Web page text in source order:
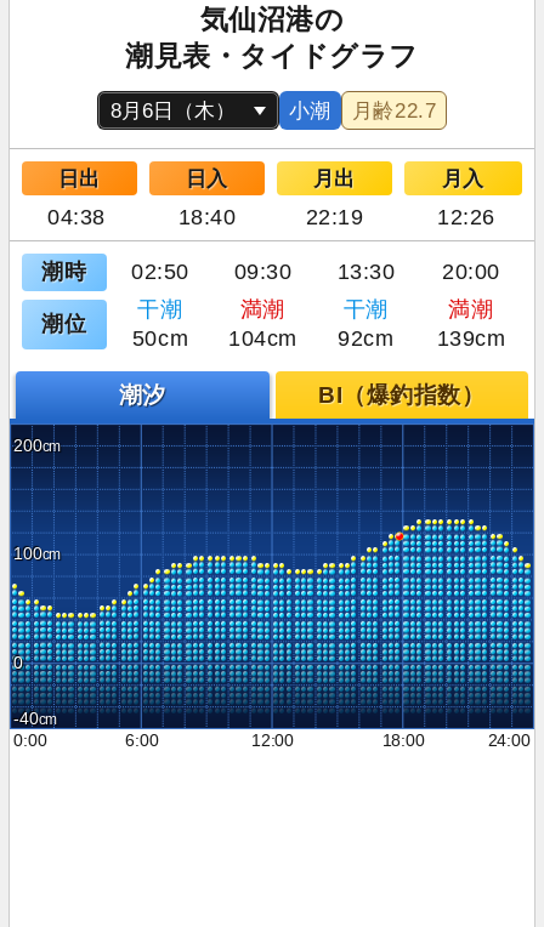
気仙沼港の
潮見表・タイドグラフ
小潮 月齢22.7
日出 日入 月出 月入
04:38 18:40 22:19 12:26
潮時 02:50 09:30 13:30 20:00
潮位
干潮 満潮 干潮
満潮
50cm
104cm 92cm 139cm
潮汐 BI（爆釣指数）
200
100
0
-40
0:00
6:00 12:00 18:00 24:00